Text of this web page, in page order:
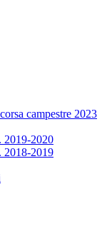
campestre 2023
2019-2020
2018-2019